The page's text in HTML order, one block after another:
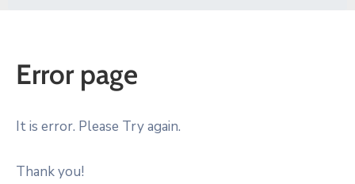
Error page
It is error. Please Try again.
Thank you!